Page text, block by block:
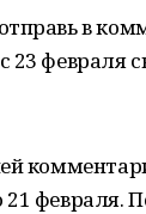
в
23 февраля
февраля.